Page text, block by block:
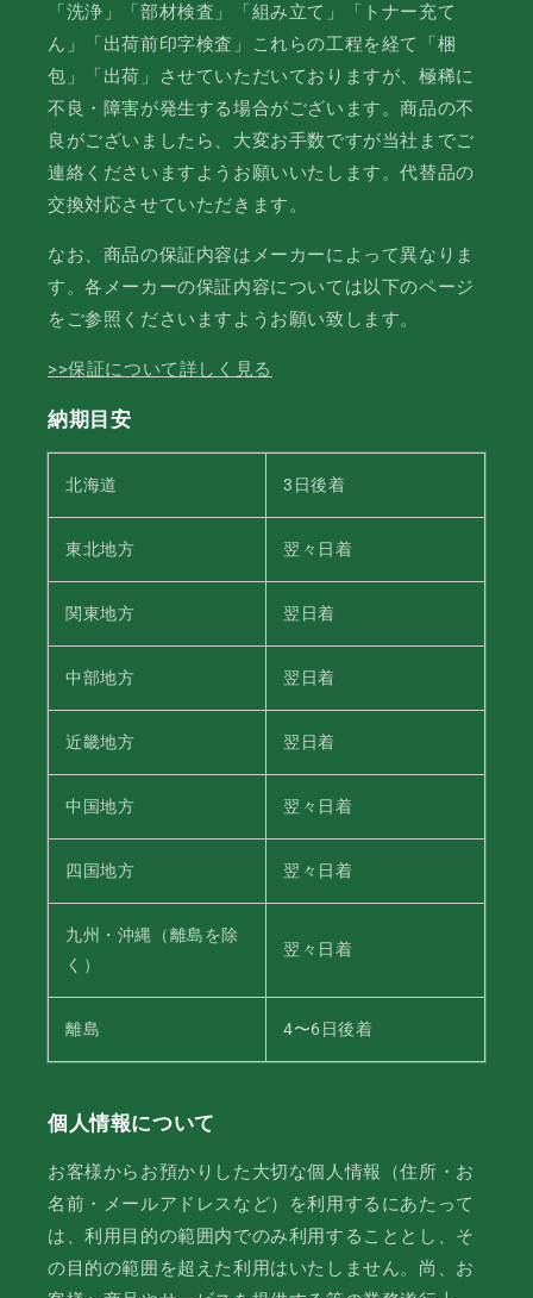
「洗浄」「部材検査」「組み立て」「トナー充て
ん」「出荷前印字検査」これらの工程を経て「梱
包」「出荷」させていただいておりますが、極稀に
不良・障害が発生する場合がございます。商品の不
良がございましたら、大変お手数ですが当社までご
連絡くださいますようお願いいたします。代替品の
交換対応させていただきます。
なお、商品の保証内容はメーカーによって異なりま
す。各メーカーの保証内容については以下のページ
をご参照くださいますようお願い致します。
>>保証について詳しく見る
納期目安
北海道 3日後着
東北地方 翌々日着
関東地方 翌日着
中部地方 翌日着
近畿地方 翌日着
中国地方 翌々日着
四国地方 翌々日着
九州・沖縄（離島を除
く）
翌々日着
離島 4〜6日後着
個人情報について
お客様からお預かりした大切な個人情報（住所・お
名前・メールアドレスなど）を利用するにあたって
は、利用目的の範囲内でのみ利用することとし、そ
の目的の範囲を超えた利用はいたしません。尚、お